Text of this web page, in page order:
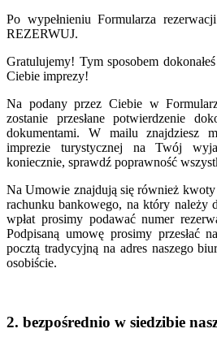
Po wypełnieniu Formularza
REZERWUJ.
Gratulujemy! Tym sposobem
Ciebie imprezy!
Na podany przez Ciebie w
zostanie przesłane potwierdzenie
dokumentami. W mailu znajdziesz
imprezie turystycznej na Twój
koniecznie, sprawdź poprawność
Na Umowie znajdują się również kwoty
rachunku bankowego, na który należy
wpłat prosimy podawać numer
Podpisaną umowę prosimy przesłać
pocztą tradycyjną na adres naszego
osobiście.
2. bezpośrednio w siedzibie